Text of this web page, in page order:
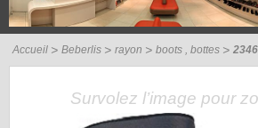
Accueil Beberlis rayon boots , bottes
Survolez l’image pour